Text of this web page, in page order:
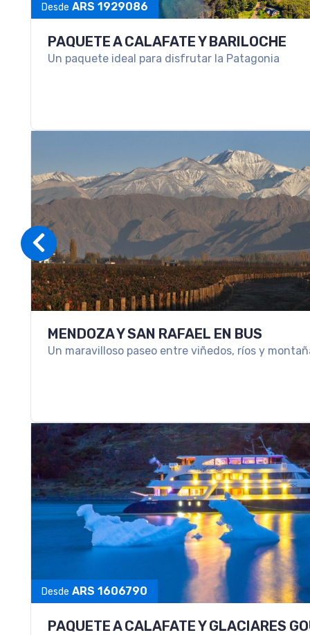
PAQUETE A SALTA Y PURMAMARCA
Una escapada para conocer lo mejor del Norte
SKI EN USHUAIA
Ski en Ushuaia: viví la nieve en el fin del mundo
Desde ARS 1036720
ESCAPADA A SAN MARTIN DE LOS